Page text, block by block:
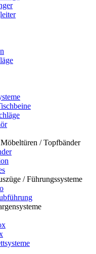
/ Topfbänder
/ Führungssysteme